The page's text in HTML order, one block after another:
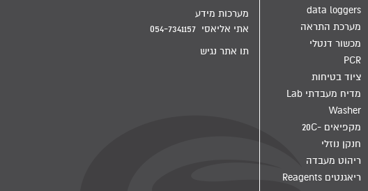
data loggers
מערכת התראה
מכשור דנטלי
PCR
ציוד בטיחות
מדיח מעבדתי Lab
Washer
מקפיאים -20C
חנקן נוזלי
ריהוט מעבדה
ריאגנטים Reagents
מערכות מידע
אתי אליאסי 054-7341157
תו אתר נגיש